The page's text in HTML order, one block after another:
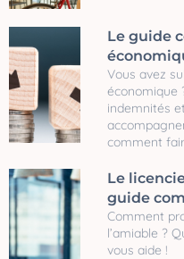
Le guide
Vous avez
économique
indemnités
comment
Le
guide
Comment
l’amiable ?
vous aide !